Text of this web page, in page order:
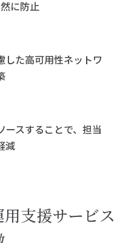
に防止
した高可用性ネットワ
スすることで、担当
減
支援サービス